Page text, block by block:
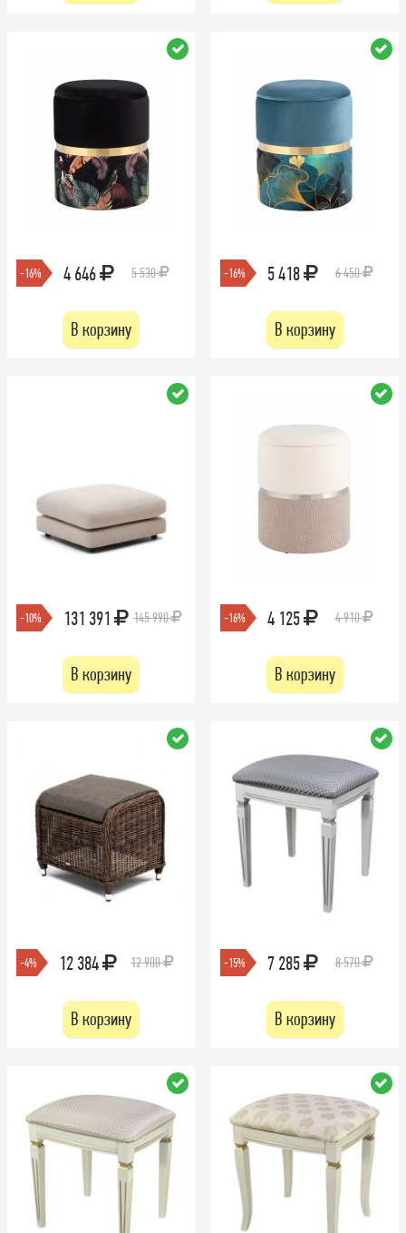
-16% 4 646 5 530
В корзину
-16% 5 418 6 450
В корзину
-10% 131 391 145 990
В корзину
-16% 4 125 4 910
В корзину
-4% 12 384 12 900
В корзину
-15% 7 285 8 570
В корзину